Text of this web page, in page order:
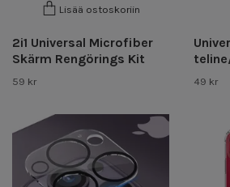
Lisää ostoskoriin
2i1 Universal Microfiber
Skärm Rengörings Kit
59 kr 49 kr